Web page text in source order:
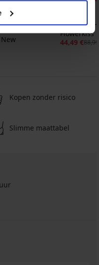
Flowerkiss
44,49 €
Kopen zonder risico
Slimme maattabel